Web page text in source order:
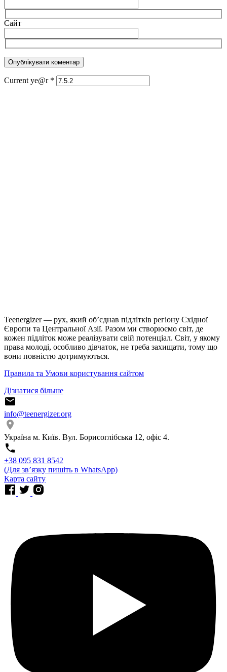
Сайт
Current ye@r *
Teenergizer — рух, який об’єднав підлітків регіону Східної
Європи та Центральної Азії. Разом ми створюємо світ, де
кожен підліток може реалізувати свій потенціал. Світ, у якому
права молоді, особливо дівчаток, не треба захищати, тому що
вони повністю дотримуються.
Правила та Умови користування сайтом
Дізнатися більше
info@teenergizer.org
Україна м. Київ. Вул. Борисоглібська 12, офіс 4.
⁨+38 095 831 8542⁩
(Для звʼязку пишіть в WhatsApp)
Карта сайту